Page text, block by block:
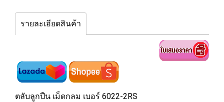
รายละเอียดสินค้า
ตลับลูกปืน เม็ดกลม เบอร์ 6022-2RS